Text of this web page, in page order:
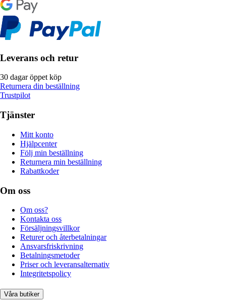
Leverans och retur
30 dagar öppet köp
Returnera din beställning
Trustpilot
Tjänster
Mitt konto
Hjälpcenter
Följ min beställning
Returnera min beställning
Rabattkoder
Om oss
Om oss?
Kontakta oss
Försäljningsvillkor
Returer och återbetalningar
Ansvarsfriskrivning
Betalningsmetoder
Priser och leveransalternativ
Integritetspolicy
Våra butiker